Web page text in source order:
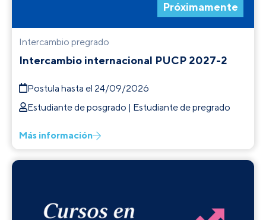
Próximamente
Intercambio pregrado
Intercambio internacional PUCP 2027-2
Postula hasta el 24/09/2026
Estudiante de posgrado | Estudiante de pregrado
Más información